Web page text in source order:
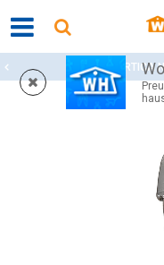
WOBY KARTICA